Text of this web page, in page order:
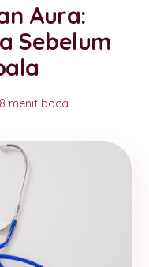
Aura:
Sebelum
menit baca